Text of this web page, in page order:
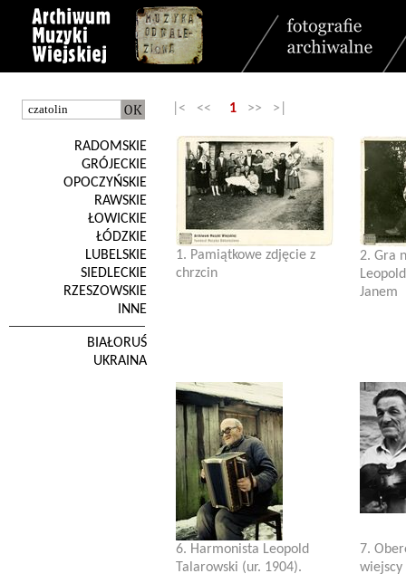
RADOMSKIE
GRÓJECKIE
OPOCZYŃSKIE
RAWSKIE
ŁOWICKIE
ŁÓDZKIE
LUBELSKIE
SIEDLECKIE
RZESZOWSKIE
INNE
BIAŁORUŚ
UKRAINA
|< << 1 >> >|
1. Pamiątkowe zdjęcie z
chrzcin
2. Gra
Janem
6. Harmonista Leopold
Talarowski (ur. 1904).
7.
wiejscy